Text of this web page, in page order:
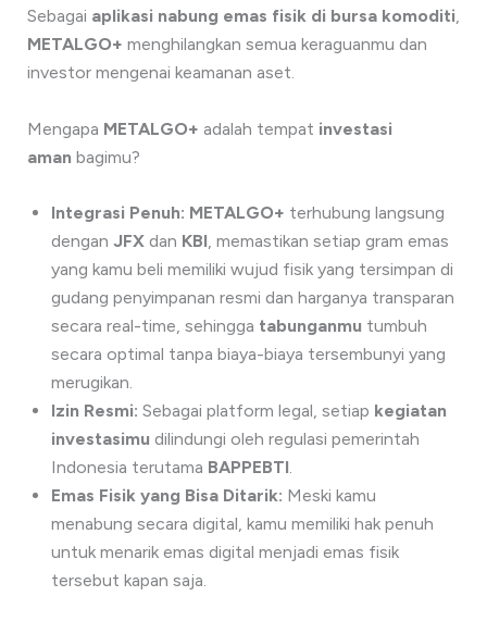
Sebagai aplikasi nabung emas fisik di bursa komoditi,
METALGO+ menghilangkan semua keraguanmu dan
investor mengenai keamanan aset.
Mengapa METALGO+ adalah tempat investasi
aman bagimu?
Integrasi Penuh: METALGO+ terhubung langsung
dengan JFXdan KBI, memastikan setiap gram emas
yang kamu beli memiliki wujud fisik yang tersimpan di
gudang penyimpanan resmi dan harganya transparan
secara real-time, sehingga tabunganmu tumbuh
secara optimal tanpa biaya-biaya tersembunyi yang
merugikan.
Izin Resmi: Sebagai platform legal, setiap kegiatan
investasimu dilindungi oleh regulasi pemerintah
Indonesia terutama BAPPEBTI.
Emas Fisik yang Bisa Ditarik: Meski kamu
menabung secara digital, kamu memiliki hak penuh
untuk menarik emas digital menjadi emas fisik
tersebut kapan saja.